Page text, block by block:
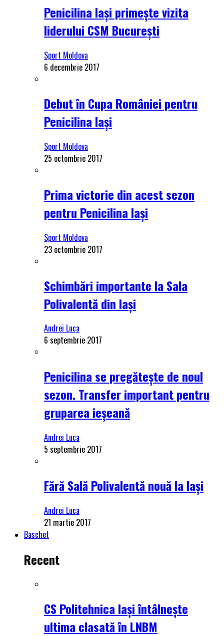
Penicilina Iași primește vizita
liderului CSM București
Sport Moldova
6 decembrie 2017
Debut în Cupa României pentru
Penicilina Iași
Sport Moldova
25 octombrie 2017
Prima victorie din acest sezon
pentru Penicilina Iași
Sport Moldova
23 octombrie 2017
Schimbări importante la Sala
Polivalentă din Iași
Andrei Luca
6 septembrie 2017
Penicilina se pregătește de noul
sezon. Transfer important pentru
gruparea ieșeană
Andrei Luca
5 septembrie 2017
Fără Sală Polivalentă nouă la Iași
Andrei Luca
21 martie 2017
Baschet
Recent
CS Politehnica Iași întâlnește
ultima clasată în LNBM